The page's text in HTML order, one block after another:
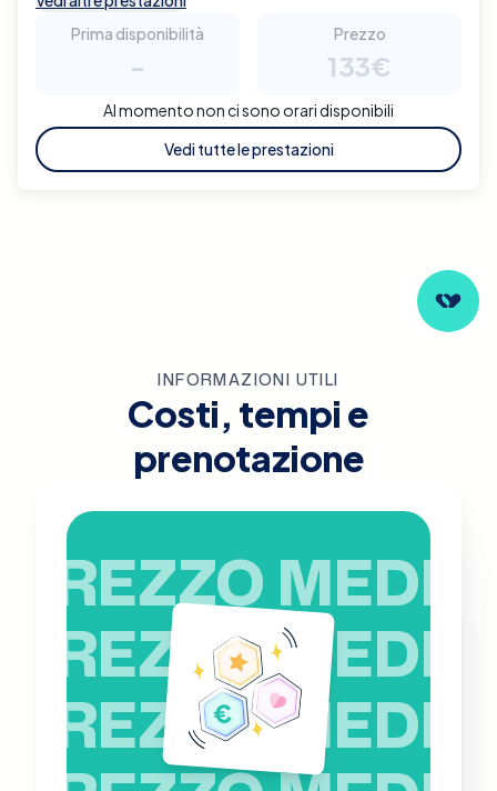
Prima disponibilità
-
Prezzo
133€
Al momento non ci sono orari disponibili
Vedi tutte le prestazioni
INFORMAZIONI UTILI
Costi, tempi e
prenotazione
PREZZO MEDIO
PREZZO MEDIO
PREZZO MEDIO